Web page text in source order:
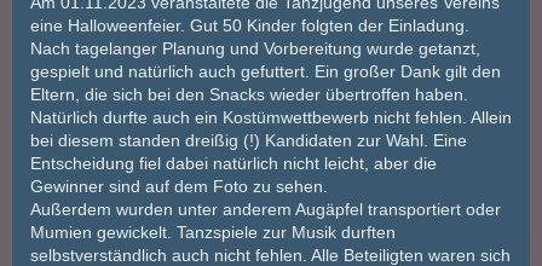
eine Halloweenfeier. Gut 50 Kinder folgten der Einladung.
Nach tagelanger Planung und Vorbereitung wurde getanzt,
gespielt und natürlich auch gefuttert. Ein großer Dank gilt den
Eltern, die sich bei den Snacks wieder übertroffen haben.
Natürlich durfte auch ein Kostümwettbewerb nicht fehlen. Allein
bei diesem standen dreißig (!) Kandidaten zur Wahl. Eine
Entscheidung fiel dabei natürlich nicht leicht, aber die
Gewinner sind auf dem Foto zu sehen.
Außerdem wurden unter anderem Augäpfel transportiert oder
Mumien gewickelt. Tanzspiele zur Musik durften
selbstverständlich auch nicht fehlen. Alle Beteiligten waren sich